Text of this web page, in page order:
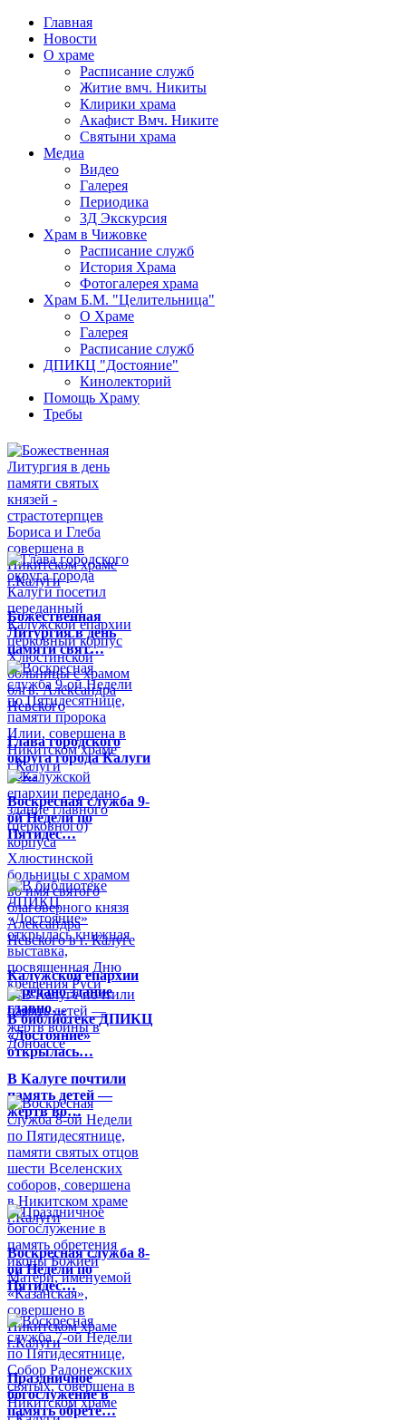
Главная
Новости
О храме
Расписание служб
Житие вмч. Никиты
Клирики храма
Акафист Вмч. Никите
Святыни храма
Медиа
Видео
Галерея
Периодика
3Д Экскурсия
Храм в Чижовке
Расписание служб
История Храма
Фотогалерея храма
Храм Б.М. "Целительница"
О Храме
Галерея
Расписание служб
ДПИКЦ "Достояние"
Кинолекторий
Помощь Храму
Требы
Божественная
Литургия в день
памяти свят…
Глава городского
округа города Калуги
по…
Воскресная служба 9-
ой Недели по
Пятидес…
Калужской епархии
передано здание
главно…
В библиотеке ДПИКЦ
«Достояние»
открылась…
В Калуге почтили
память детей —
жертв во…
Воскресная служба 8-
ой Недели по
Пятидес…
Праздничное
богослужение в
память обрете…